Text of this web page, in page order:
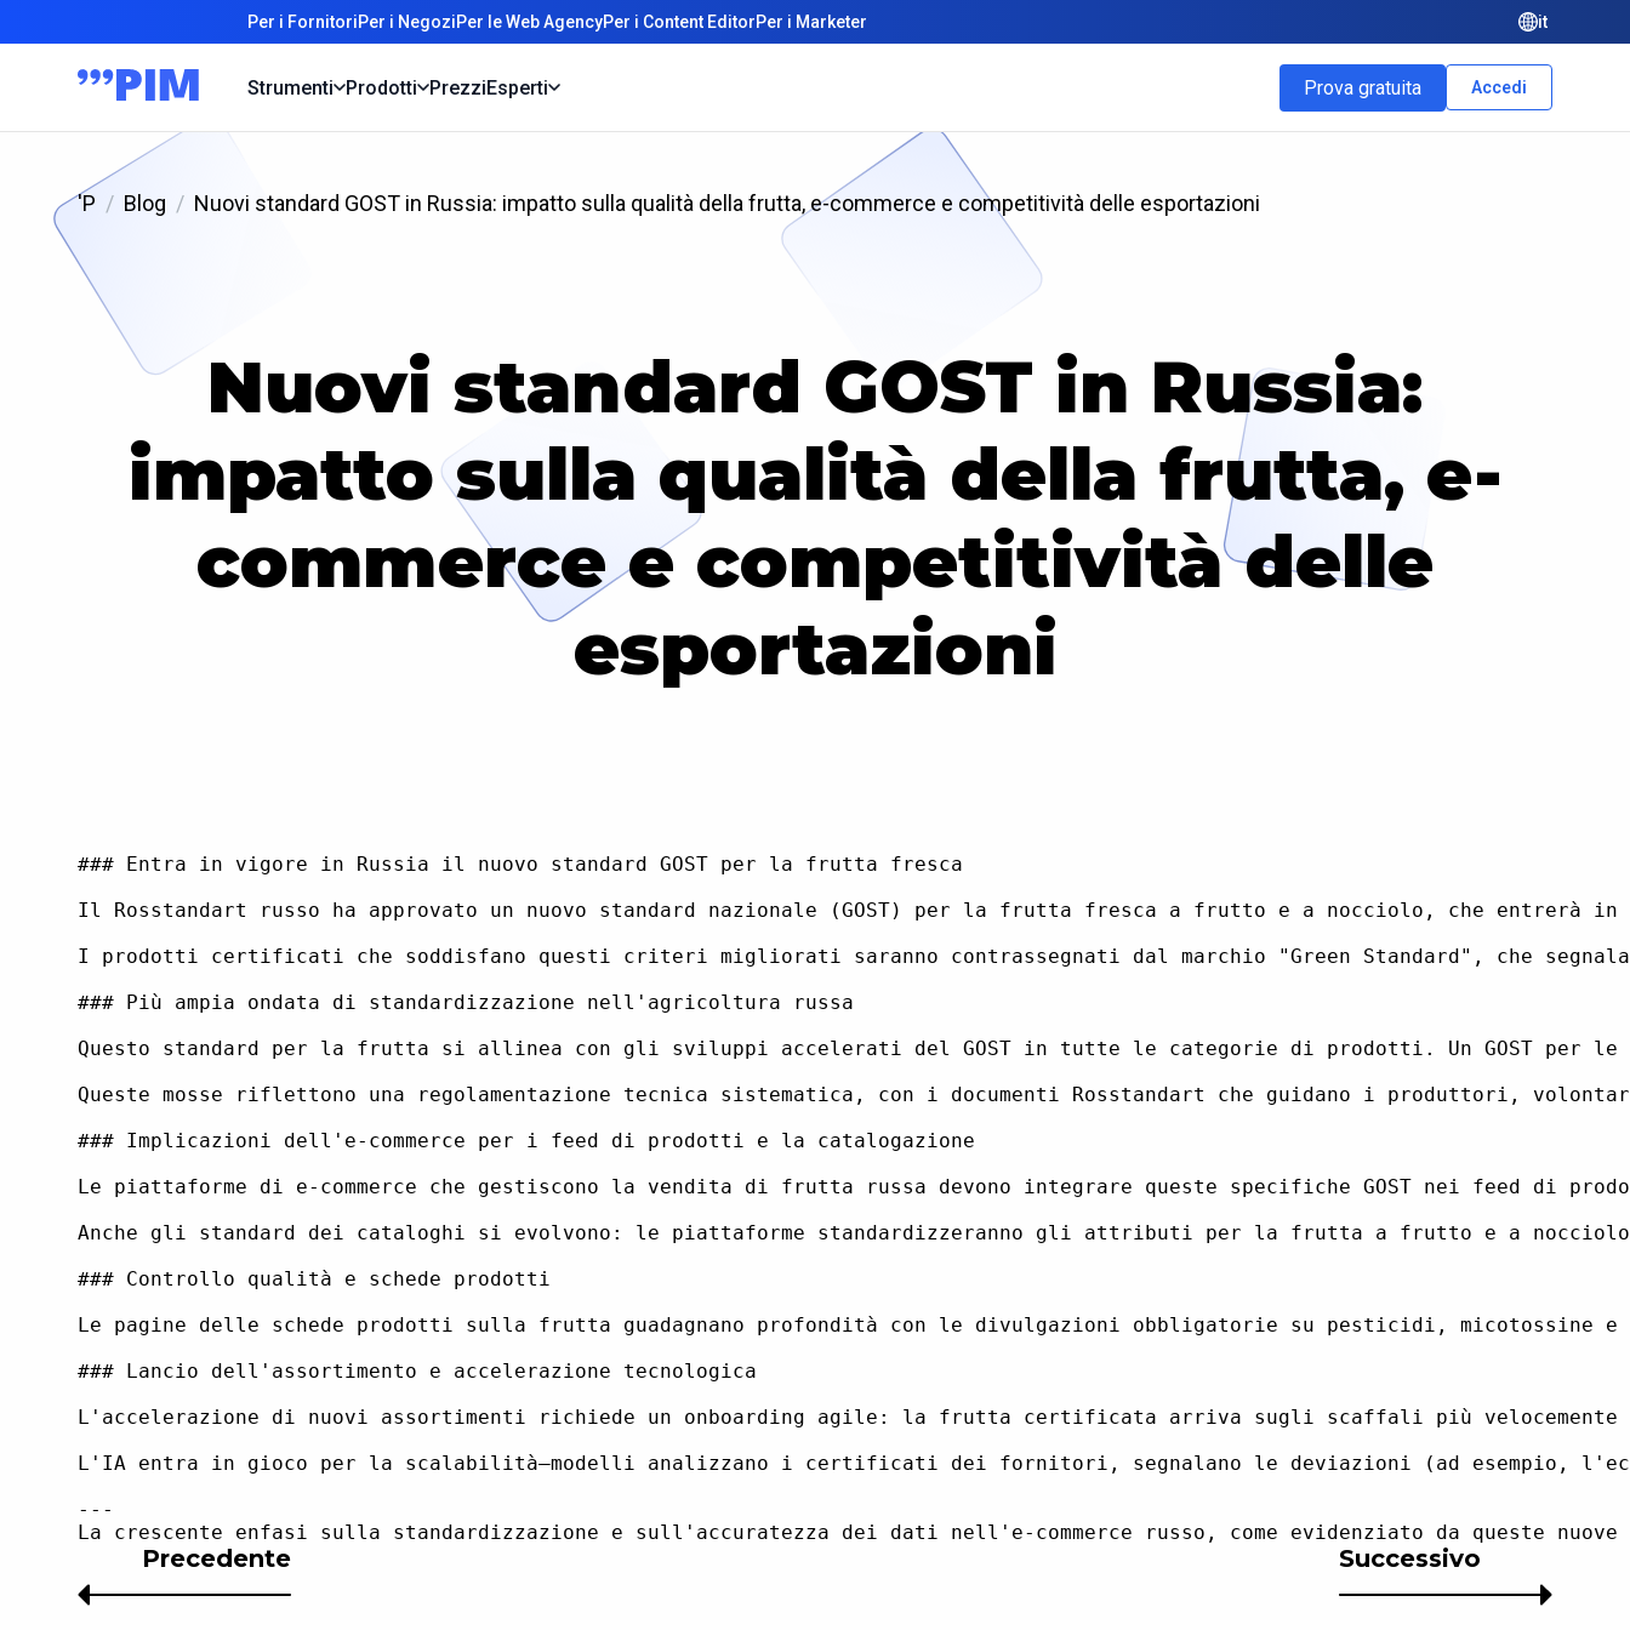
Per i FornitoriPer i NegoziPer le Web AgencyPer i Content EditorPer i Marketer it
Strumenti Prodotti PrezziEsperti Prova gratuita Accedi
'P Blog Nuovi standard GOST in Russia: impatto sulla qualità della frutta, e-commerce e competitività delle esportazioni
Nuovi standard GOST in Russia:
impatto sulla qualità della frutta, e-
commerce e competitività delle
esportazioni
### Entra in vigore in Russia il nuovo standard GOST per la frutta fresca
Il Rosstandart russo ha approvato un nuovo standard nazionale (GOST) per la frutta fresca a frutto e a nocciolo, che
I prodotti certificati che soddisfano questi criteri migliorati saranno contrassegnati dal marchio "Green Standard", che
### Più ampia ondata di standardizzazione nell'agricoltura russa
Questo standard per la frutta si allinea con gli sviluppi accelerati del GOST in tutte le categorie di prodotti. Un GOST per
Queste mosse riflettono una regolamentazione tecnica sistematica, con i documenti Rosstandart che guidano i produttori,
### Implicazioni dell'e-commerce per i feed di prodotti e la catalogazione
Le piattaforme di e-commerce che gestiscono la vendita di frutta russa devono integrare queste specifiche GOST nei
Anche gli standard dei cataloghi si evolvono: le piattaforme standardizzeranno gli attributi per la frutta a frutto e a
### Controllo qualità e schede prodotti
Le pagine delle schede prodotti sulla frutta guadagnano profondità con le divulgazioni obbligatorie su pesticidi,
### Lancio dell'assortimento e accelerazione tecnologica
L'accelerazione di nuovi assortimenti richiede un onboarding agile: la frutta certificata arriva sugli scaffali più velocemente
L'IA entra in gioco per la scalabilità—modelli analizzano i certificati dei fornitori, segnalano le deviazioni (ad esempio,
---
Successivo
Precedente